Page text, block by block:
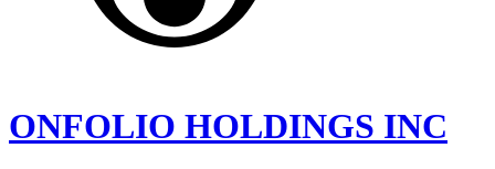
ONFOLIO HOLDINGS INC